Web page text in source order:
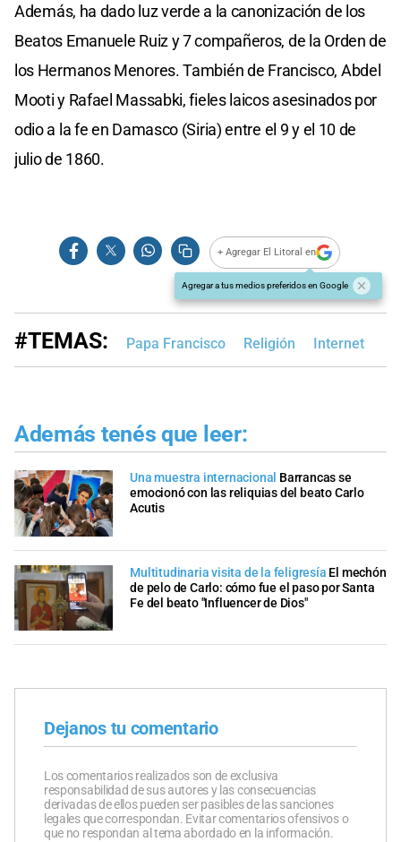
Además, ha dado luz verde a la canonización de los
Beatos Emanuele Ruiz y 7 compañeros, de la Orden de
los Hermanos Menores. También de Francisco, Abdel
Mooti y Rafael Massabki, fieles laicos asesinados por
odio a la fe en Damasco (Siria) entre el 9 y el 10 de
julio de 1860.
+ Agregar El Litoral en
Agregar a tus medios preferidos en Google
#TEMAS: Papa Francisco Religión Internet
Además tenés que leer:
Una muestra internacional Barrancas se
emocionó con las reliquias del beato Carlo
Acutis
Multitudinaria visita de la feligresía El mechón
de pelo de Carlo: cómo fue el paso por Santa
Fe del beato "Influencer de Dios"
Dejanos tu comentario
Los comentarios realizados son de exclusiva
responsabilidad de sus autores y las consecuencias
derivadas de ellos pueden ser pasibles de las sanciones
legales que correspondan. Evitar comentarios ofensivos o
que no respondan al tema abordado en la información.